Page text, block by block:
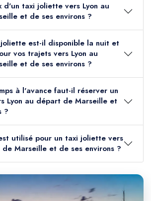
d'un taxi joliette vers Lyon au
et de ses environs ?
est-il disponible la nuit et
vos trajets vers Lyon au
et de ses environs ?
à l'avance faut-il réserver un
Lyon au départ de Marseille et
?
utilisé pour un taxi joliette vers
Marseille et de ses environs ?